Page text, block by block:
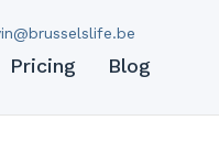
Pricing Blog